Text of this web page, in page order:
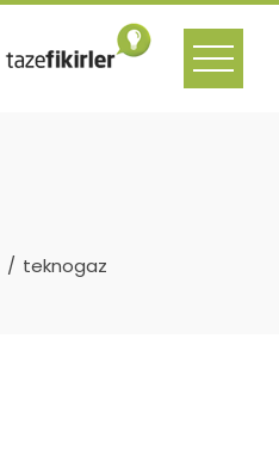
teknogaz